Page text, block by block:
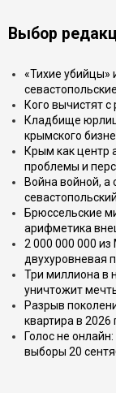
Выбор
«Тихие убийцы»
Кого вычистят
Кладбище
крымского
Крым как центр
проблемы и
Война войной, а
Брюссельские
арифметика
2 000 000 000
двухуровневая
Три миллиона в
уничтожит
Разрыв
квартира в 2026
Голос не
выборы 20